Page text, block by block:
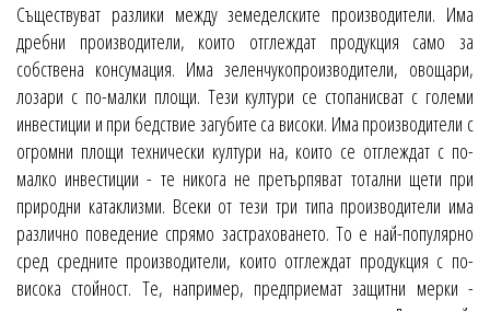
Съществуват разлики между земеделските производители. Има
дребни производители, които отглеждат продукция само за
собствена консумация. Има зеленчукопроизводители, овощари,
лозари с по-малки площи. Тези култури се стопанисват с големи
инвестиции и при бедствие загубите са високи. Има производители с
огромни площи технически култури на, които се отглеждат с по-
малко инвестиции - те никога не претърпяват тотални щети при
природни катаклизми. Всеки от тези три типа производители има
различно поведение спрямо застраховането. То е най-популярно
сред средните производители, които отглеждат продукция с по-
висока стойност. Те, например, предприемат защитни мерки -